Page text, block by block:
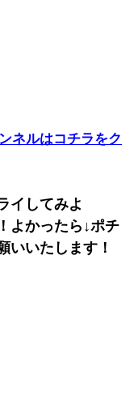
ネルはコチラをク
イしてみよ
よかったら↓ポチ
いいたします！